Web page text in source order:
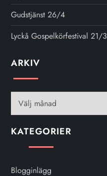
Gudstjänst 26/4
Lyckå Gospelkörfestival 21/3
ARKIVArkiv
KATEGORIER
Blogginlägg